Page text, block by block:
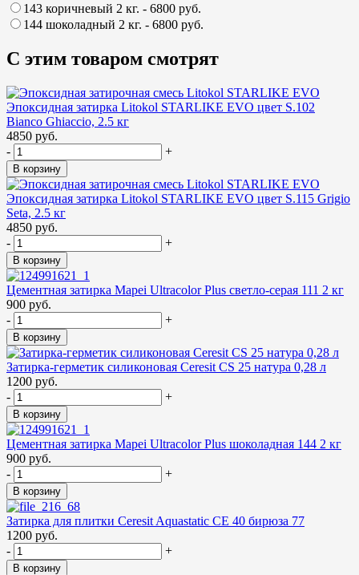
143 коричневый 2 кг. - 6800 руб.
144 шоколадный 2 кг. - 6800 руб.
С этим товаром смотрят
Эпоксидная затирка Litokol STARLIKE EVO цвет S.102
Bianco Ghiaccio, 2.5 кг
4850 руб.
-
+
В корзину
Эпоксидная затирка Litokol STARLIKE EVO цвет S.115 Grigio
Seta, 2.5 кг
4850 руб.
-
+
В корзину
Цементная затирка Mapei Ultracolor Plus светло-серая 111 2 кг
900 руб.
-
+
В корзину
Затирка-герметик силиконовая Ceresit CS 25 натура 0,28 л
1200 руб.
-
+
В корзину
Цементная затирка Mapei Ultracolor Plus шоколадная 144 2 кг
900 руб.
-
+
В корзину
Затирка для плитки Ceresit Aquastatic СЕ 40 бирюза 77
1200 руб.
-
+
В корзину